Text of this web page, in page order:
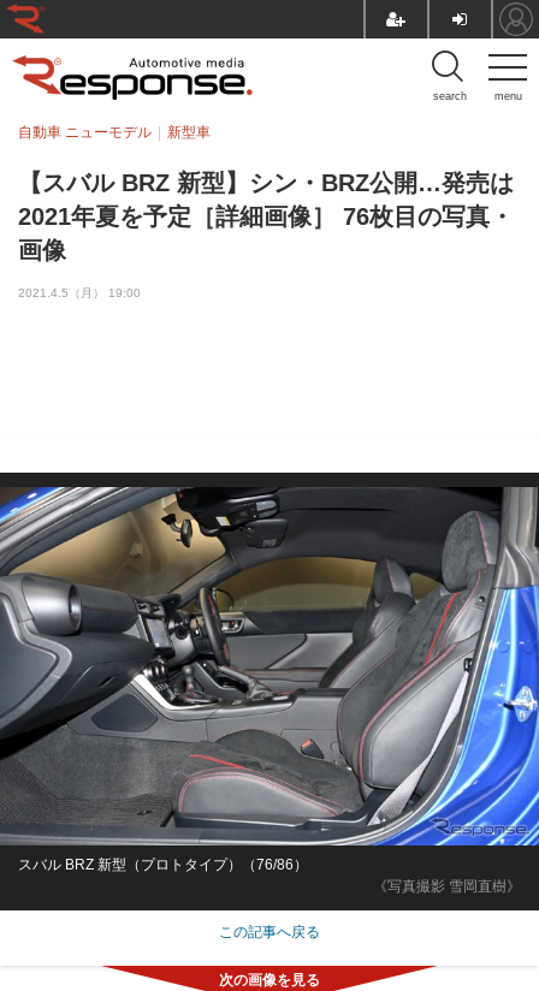
menu
search
【スバル BRZ 新型】シン・BRZ公開…発売は
2021年夏を予定［詳細画像］ 76枚目の写真・
画像
自動車 ニューモデル 新型車
2021.4.5（月） 19:00
《写真撮影 雪岡直樹》
スバル BRZ 新型（プロトタイプ）（76/86）
この記事へ戻る